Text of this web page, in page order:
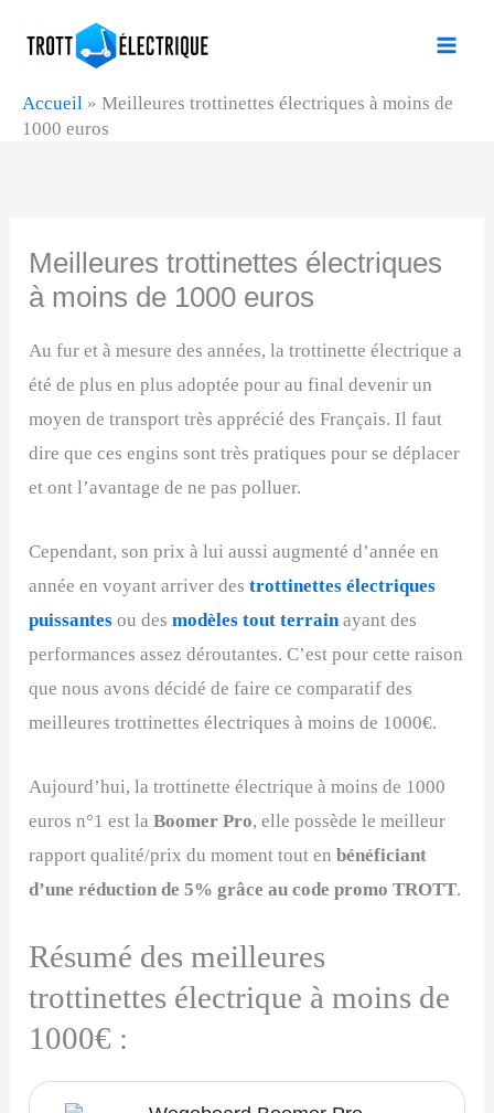
Accueil » Meilleures trottinettes électriques à moins de
1000 euros
Meilleures trottinettes électriques
à moins de 1000 euros
Au fur et à mesure des années, la trottinette électrique a
été de plus en plus adoptée pour au final devenir un
moyen de transport très apprécié des Français. Il faut
dire que ces engins sont très pratiques pour se déplacer
et ont l’avantage de ne pas polluer.
Cependant, son prix à lui aussi augmenté d’année en
année en voyant arriver destrottinettes électriques
puissantes ou desmodèles tout terrain ayant des
performances assez déroutantes. C’est pour cette raison
que nous avons décidé de faire ce comparatif des
meilleures trottinettes électriques à moins de 1000€.
Aujourd’hui, la trottinette électrique à moins de 1000
euros n°1 est laBoomer Pro, elle possède le meilleur
rapport qualité/prix du moment tout enbénéficiant
d’une réduction de 5% grâce au code promo TROTT.
Résumé des meilleures
trottinettes électrique à moins de
1000€ :